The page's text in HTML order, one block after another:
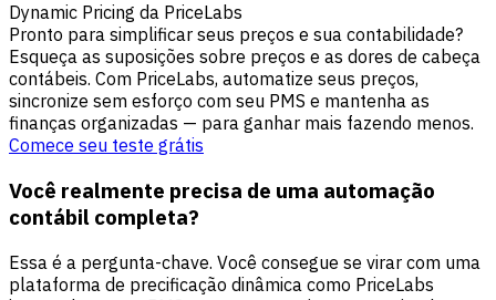
Dynamic Pricing da PriceLabs
Pronto para simplificar seus preços e sua contabilidade?
Esqueça as suposições sobre preços e as dores de cabeça
contábeis. Com PriceLabs, automatize seus preços,
sincronize sem esforço com seu PMS e mantenha as
finanças organizadas — para ganhar mais fazendo menos.
Comece seu teste grátis
Você realmente precisa de uma automação
contábil completa?
Essa é a pergunta-chave. Você consegue se virar com uma
plataforma de precificação dinâmica como PriceLabs